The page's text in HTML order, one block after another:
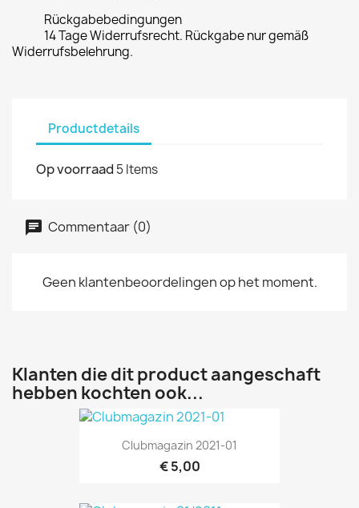
Rückgabebedingungen
14 Tage Widerrufsrecht. Rückgabe nur gemäß
Widerrufsbelehrung.
Productdetails
Op voorraad 5 Items
Commentaar (0)
Geen klantenbeoordelingen op het moment.
Klanten die dit product aangeschaft
hebben kochten ook...
Clubmagazin 2021-01
€ 5,00